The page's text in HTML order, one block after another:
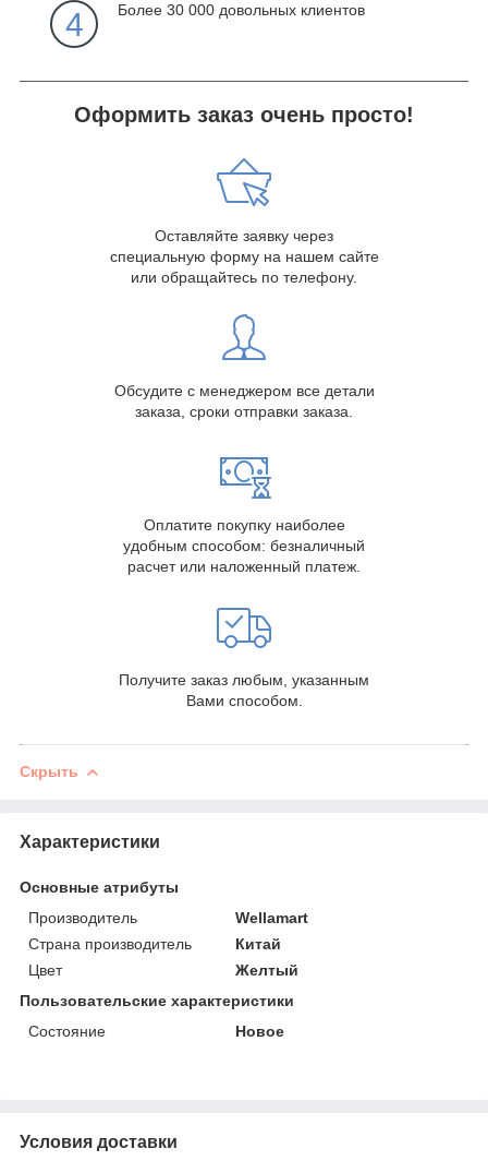
4 Более 30 000 довольных клиентов
Оформить заказ очень просто!
Оставляйте заявку через
специальную форму на нашем сайте
или обращайтесь по телефону.
Обсудите с менеджером все детали
заказа, сроки отправки заказа.
Оплатите покупку наиболее
удобным способом: безналичный
расчет или наложенный платеж.
Получите заказ любым, указанным
Вами способом.
Скрыть
Характеристики
Основные атрибуты
Производитель
Wellamart
Страна производитель
Китай
Цвет
Желтый
Пользовательские характеристики
Состояние
Новое
Условия доставки